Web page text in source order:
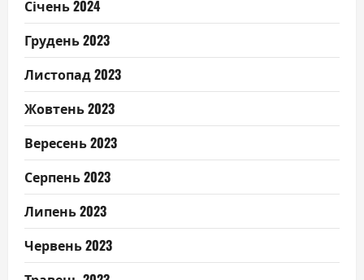
Січень 2024
Грудень 2023
Листопад 2023
Жовтень 2023
Вересень 2023
Серпень 2023
Липень 2023
Червень 2023